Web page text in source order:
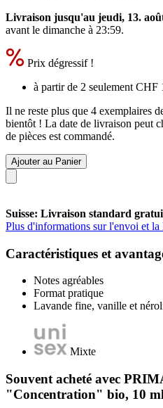
Livraison jusqu'au jeudi, 13.
avant le dimanche à 23:59.
Prix dégressif !
à partir de 2 seulement CHF
Il ne reste plus que 4 exemplaires
bientôt ! La date de livraison peut
de pièces est commandé.
Ajouter au Panier
Suisse: Livraison standard
Plus d'informations sur l'envoi et la
Caractéristiques et
Notes agréables
Format pratique
Lavande fine, vanille et
Mixte
Souvent acheté avec
"Concentration" bio, 10 ml